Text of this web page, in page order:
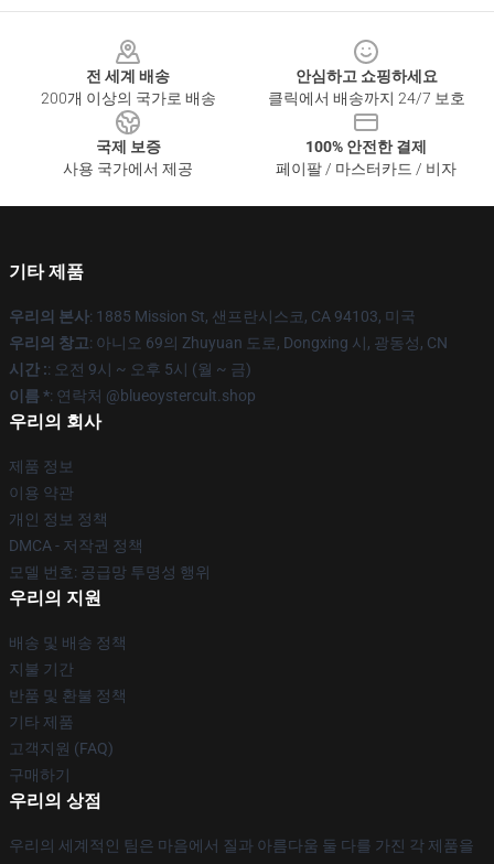
전 세계 배송
200개 이상의 국가로 배송
안심하고 쇼핑하세요
클릭에서 배송까지 24/7 보호
국제 보증
사용 국가에서 제공
100% 안전한 결제
페이팔 / 마스터카드 / 비자
기타 제품
우리의 본사: 1885 Mission St, 샌프란시스코, CA 94103, 미국
우리의 창고: 아니오 69의 Zhuyuan 도로, Dongxing 시, 광동성, CN
시간 :: 오전 9시 ~ 오후 5시 (월 ~ 금)
이름 *: 연락처 @blueoystercult.shop
우리의 회사
제품 정보
이용 약관
개인 정보 정책
DMCA - 저작권 정책
모델 번호: 공급망 투명성 행위
우리의 지원
배송 및 배송 정책
지불 기간
반품 및 환불 정책
기타 제품
고객지원 (FAQ)
구매하기
우리의 상점
우리의 세계적인 팀은 마음에서 질과 아름다움 둘 다를 가진 각 제품을